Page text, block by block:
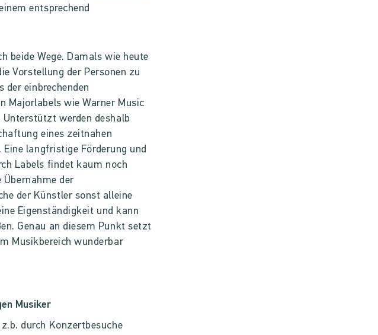
entsprechend
beide Wege. Damals wie heute
Vorstellung der Personen zu
der einbrechenden
Majorlabels wie Warner Music
Unterstützt werden deshalb
eines zeitnahen
langfristige Förderung und
Labels findet kaum noch
der
der Künstler sonst alleine
Eigenständigkeit und kann
Genau an diesem Punkt setzt
Musikbereich wunderbar
Musiker
durch Konzertbesuche